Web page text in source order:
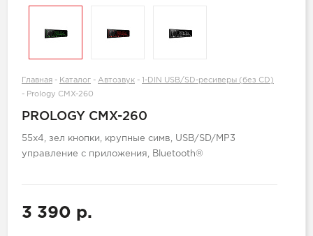
Главная - Каталог - Автозвук -
1-DIN USB/SD-ресиверы (без CD)
- Prology CMX-260
PROLOGY CMX-260
55x4, зел кнопки, крупные симв, USB/SD/MP3
управление с приложения, Bluetooth®
3 390 р.